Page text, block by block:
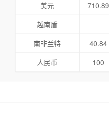
美元
710.89
越南盾
南非兰特
40.84
人民币
100